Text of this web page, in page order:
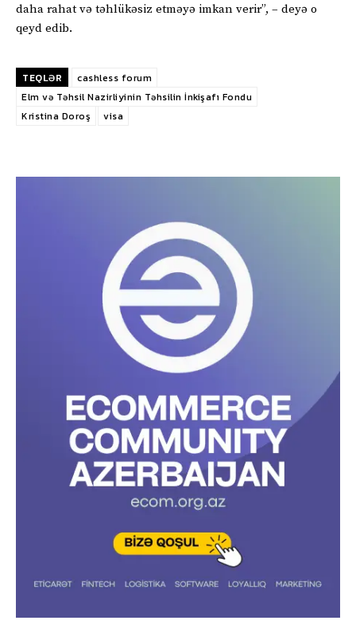
daha rahat və təhlükəsiz etməyə imkan verir”, – deyə o
qeyd edib.
TEQLƏR
cashless forum
Elm və Təhsil Nazirliyinin Təhsilin İnkişafı Fondu
Kristina Doroş
visa